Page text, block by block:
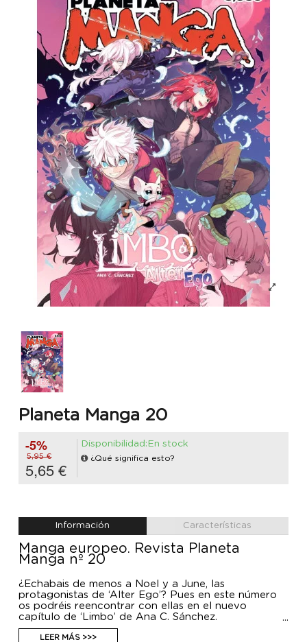
Planeta Manga 20
-5%
5,95 €
5,65 €
Disponibilidad:En stock
¿Qué significa esto?
Información Características
Manga europeo. Revista Planeta
Manga nº 20
¿Echabais de menos a Noel y a June, las
protagonistas de ‘Alter Ego’? Pues en este número
os podréis reencontrar con ellas en el nuevo
capítulo de ‘Limbo’ de Ana C. Sánchez.
¡El final de ‘Nebesta’ de Vanesa Figal y Konata ya
está aquí! ¡Y no os olvidéis que habrá nuevos
LEER MÁS >>>